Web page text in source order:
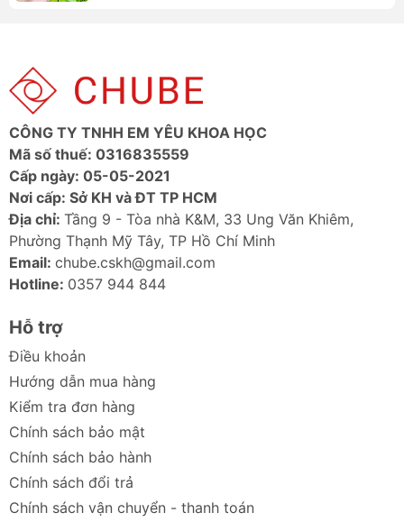
Sạc không dây tiện lợi
giúp bạn sạc pin dễ dàng hơn.
Thiết kế Ergonomic
vặn, không gây khó chịu khi đeo lâu.
Chất liệu cao cấp: Sử dụng chất liệu ABS + PC
bền bỉ, mang lại vẻ ngoài sang trọng.
Âm thanh chất lượng cao
rộng, mang lại âm thanh chi tiết và sống động.
Ảnh sản phẩm Tai nghe Baseus SIMU
ANC S2
CÔNG TY TNHH EM YÊU KHOA HỌC
Mã số thuế: 0316835559
Cấp ngày: 05-05-2021
Nơi cấp: Sở KH và ĐT TP HCM
Địa chỉ: Tầng 9 - Tòa nhà K&M, 33 Ung Văn Khiêm,
Phường Thạnh Mỹ Tây, TP Hồ Chí Minh
Email: chube.cskh@gmail.com
Hotline: 0357 944 844
Hỗ trợ
Điều khoản
Hướng dẫn mua hàng
Kiểm tra đơn hàng
Chính sách bảo mật
Chính sách bảo hành
Chính sách đổi trả
Chính sách vận chuyển - thanh toán